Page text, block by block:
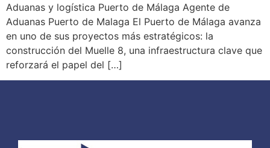
Aduanas y logística Puerto de Málaga Agente de
Aduanas Puerto de Malaga El Puerto de Málaga avanza
en uno de sus proyectos más estratégicos: la
construcción del Muelle 8, una infraestructura clave que
reforzará el papel del […]